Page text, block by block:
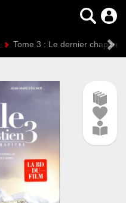
Tome 3 : Le dernier chapitre